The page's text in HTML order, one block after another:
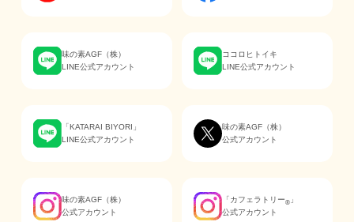
味の素AGF（株）
LINE公式アカウント
ココロヒトイキ
LINE公式アカウント
「KATARAI BIYORI」
LINE公式アカウント
味の素AGF（株）
公式アカウント
味の素AGF（株）
公式アカウント
「カフェラトリー® 」
公式アカウント